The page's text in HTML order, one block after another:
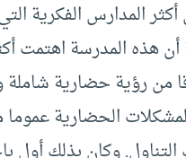
المدارس الفكرية
هذه المدرسة اهتمت
من رؤية حضارية
الحضارية عموما